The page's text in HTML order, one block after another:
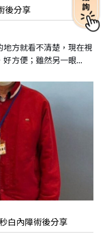
後分享
方就看不清楚，現在視
方便；雖然另一眼...
白內障術後分享